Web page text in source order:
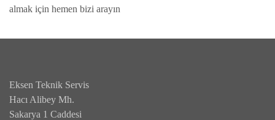
almak için hemen bizi arayın
Eksen Teknik Servis
Hacı Alibey Mh.
Sakarya 1 Caddesi